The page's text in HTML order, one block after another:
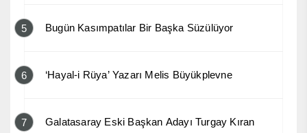
5 Bugün Kasımpatılar Bir Başka Süzülüyor
6 ‘Hayal-i Rüya’ Yazarı Melis Büyükplevne
7 Galatasaray Eski Başkan Adayı Turgay Kıran